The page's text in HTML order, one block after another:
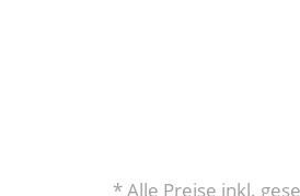
* Alle Preise inkl.